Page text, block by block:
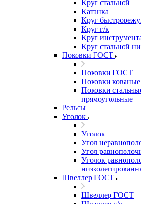
Круг стальной
Катанка
Круг
Круг г/к
Круг
Круг стальной
Поковки ГОСТ
Поковки ГОСТ
Поковки кованые
Поковки
прямоугольные
Рельсы
Уголок
Уголок
Угол
Угол
Уголок
Швеллер ГОСТ
Швеллер ГОСТ